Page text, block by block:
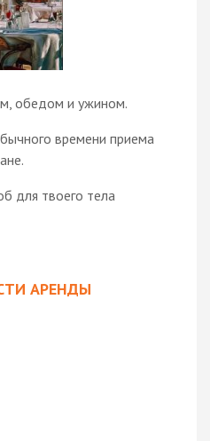
обедом и ужином.
времени приема
для твоего тела
АРЕНДЫ